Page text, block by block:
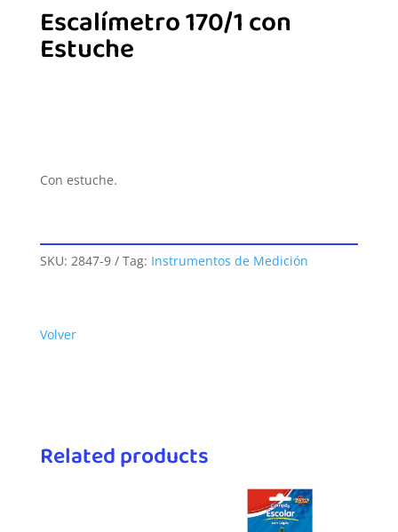
Escalímetro 170/1 con
Estuche
Con estuche.
SKU: 2847-9 Tag: Instrumentos de Medición
Volver
Related products